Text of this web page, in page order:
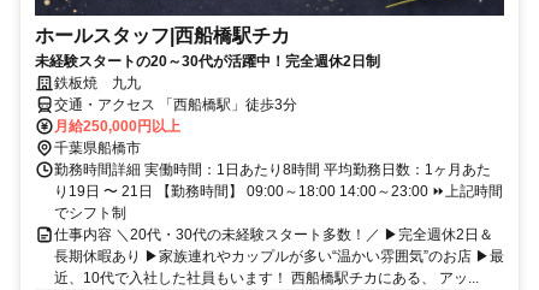
ホールスタッフ|西船橋駅チカ
未経験スタートの20～30代が活躍中！完全週休2日制
鉄板焼 九九
交通・アクセス 「西船橋駅」徒歩3分
月給250,000円以上
千葉県船橋市
勤務時間詳細 実働時間：1日あたり8時間 平均勤務日数：1ヶ月あた
り19日 〜 21日 【勤務時間】 09:00～18:00 14:00～23:00 ⏩上記時間
でシフト制
仕事内容 ＼20代・30代の未経験スタート多数！／ ▶完全週休2日＆
長期休暇あり ▶家族連れやカップルが多い“温かい雰囲気”のお店 ▶最
近、10代で入社した社員もいます！ 西船橋駅チカにある、 アッ...